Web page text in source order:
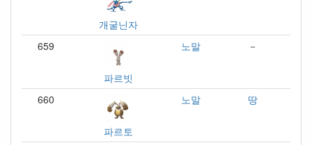
개굴닌자
659
파르빗
노말 －
660
파르토
노말 땅